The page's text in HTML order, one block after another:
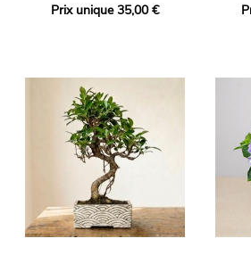
Prix unique 35,00 €